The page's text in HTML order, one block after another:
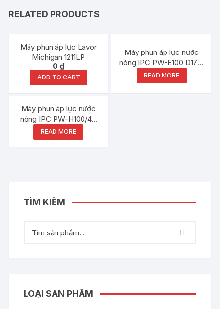
RELATED PRODUCTS
Máy phun áp lực Lavor
Michigan 1211LP
0₫
ADD TO CART
Máy phun áp lực nước
nóng IPC PW-E100 D1712
P12 T
READ MORE
Máy phun áp lực nước
nóng IPC PW-H100/4P
D1721P T
READ MORE
TÌM KIẾM
LOẠI SẢN PHẨM